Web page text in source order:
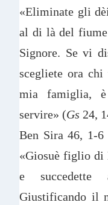
«Eliminate gli
al di là del
Signore. Se vi
scegliete ora
mia famiglia,
servire» (Gs 24,
Ben Sira 46, 1-
«Giosuè figlio di
e succedette
Giustificando il